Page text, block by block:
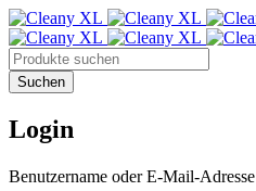
Login
Benutzername oder E-Mail-Adresse